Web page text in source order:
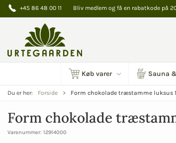
+45 86 48 00 11 Bliv medlem og få en rabatkode på
Køb varer Sauna
Du er her: Forside Form chokolade træstamme luksus
Form chokolade
Varenummer: 12914000